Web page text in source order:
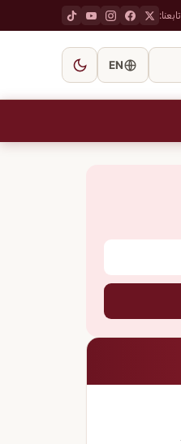
تابعنا:
EN